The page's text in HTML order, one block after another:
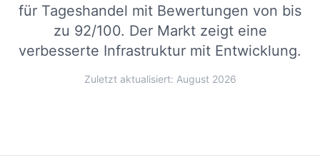
für Tageshandel mit Bewertungen von bis
zu 92/100. Der Markt zeigt eine
verbesserte Infrastruktur mit Entwicklung.
Zuletzt aktualisiert: August 2026